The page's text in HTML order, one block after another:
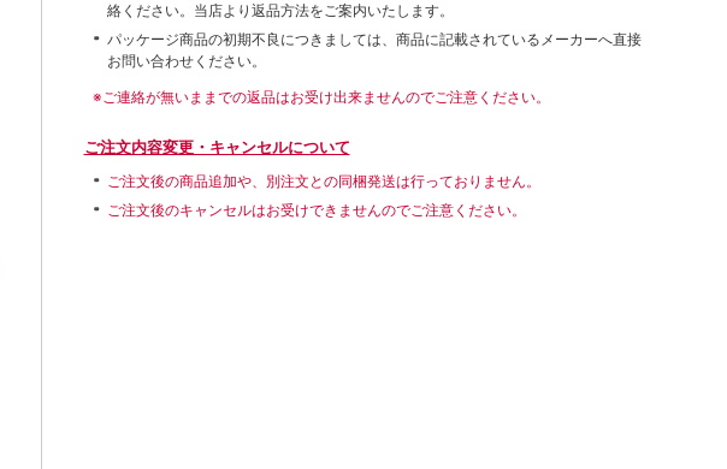
絡ください。当店より返品方法をご案内いたします。
パッケージ商品の初期不良につきましては、商品に記載されているメーカーへ直接
お問い合わせください。
※ご連絡が無いままでの返品はお受け出来ませんのでご注意ください。
ご注文内容変更・キャンセルについて
ご注文後の商品追加や、別注文との同梱発送は行っておりません。
ご注文後のキャンセルはお受けできませんのでご注意ください。